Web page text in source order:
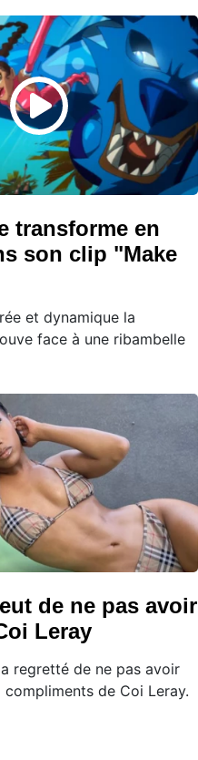
transforme en
son clip "Make
et dynamique la
face à une ribambelle
de ne pas avoir
Leray
regretté de ne pas avoir
de Coi Leray.